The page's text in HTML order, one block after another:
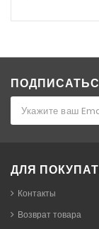
ДЛЯ
Контакты
Возврат товара